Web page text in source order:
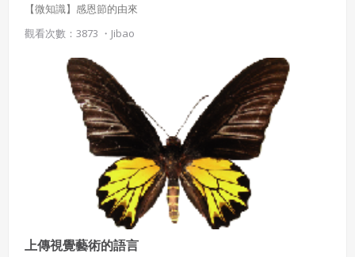
【微知識】感恩節的由來
觀看次數：3873 ・ Jibao
上傳視覺藝術的語言